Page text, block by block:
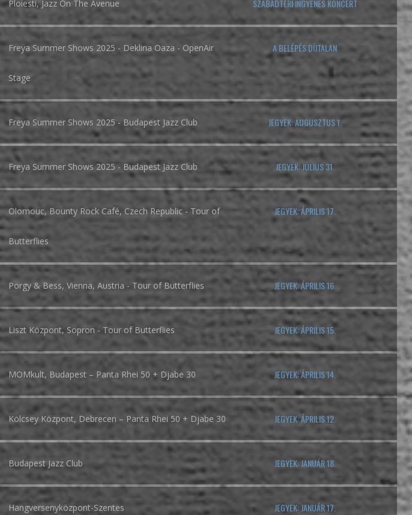
Ploiesti, Jazz On The Avenue SZABADTÉRI INGYENES KONCERT
Freya Summer Shows 2025 - Deklina Oaza - OpenAir
Stage
A BELÉPÉS DÍJTALAN
Freya Summer Shows 2025 - Budapest Jazz Club JEGYEK: AUGUSZTUS 1.
Freya Summer Shows 2025 - Budapest Jazz Club JEGYEK: JÚLIUS 31.
Olomouc, Bounty Rock Café, Czech Republic - Tour of
Butterflies
JEGYEK: ÁPRILIS 17.
Porgy & Bess, Vienna, Austria - Tour of Butterflies JEGYEK: ÁPRILIS 16.
Liszt Központ, Sopron - Tour of Butterflies JEGYEK: ÁPRILIS 15.
MOMkult, Budapest – Panta Rhei 50 + Djabe 30 JEGYEK: ÁPRILIS 14.
Kölcsey Központ, Debrecen – Panta Rhei 50 + Djabe 30 JEGYEK: ÁPRILIS 12.
Budapest Jazz Club JEGYEK: JANUÁR 18.
Hangversenyközpont-Szentes JEGYEK: JANUÁR 17.